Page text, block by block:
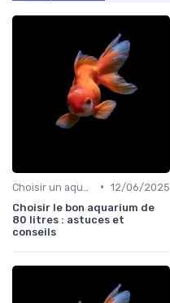
• 12/06/2025
Choisir le bon aquarium de
80 litres : astuces et
conseils